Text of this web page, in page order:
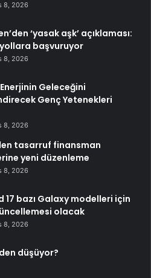
8, 2026
‘yasak aşk’ açıklaması:
başvuruyor
8, 2026
Enerjinin Geleceğini
Genç Yetenekleri
8, 2026
tasarruf finansman
yeni düzenleme
8, 2026
17 bazı Galaxy modelleri için
olacak
8, 2026
düşüyor?